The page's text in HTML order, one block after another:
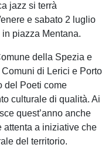
jazz si terrà
e sabato 2 luglio
piazza Mentana.
della Spezia e
di Lerici e Porto
del Poeti come
culturale di qualità. Ai
quest’anno anche
attenta a iniziative che
del territorio.